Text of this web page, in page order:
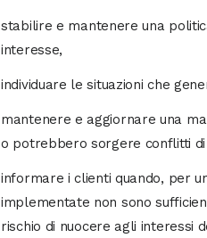
stabilire e mantenere una
interesse,
individuare le situazioni che
mantenere e aggiornare una
o potrebbero sorgere conflitti di
informare i clienti quando, per
implementate non sono
rischio di nuocere agli interessi